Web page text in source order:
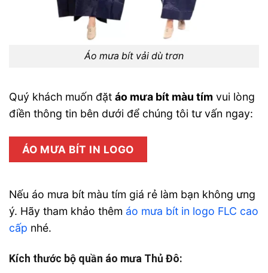
Áo mưa bít vải dù trơn
Quý khách muốn đặt áo mưa bít màu tím vui lòng
điền thông tin bên dưới để chúng tôi tư vấn ngay:
ÁO MƯA BÍT IN LOGO
Nếu áo mưa bít màu tím giá rẻ làm bạn không ưng
ý. Hãy tham khảo thêm áo mưa bít in logo FLC cao
cấp nhé.
Kích thước bộ quần áo mưa Thủ Đô: